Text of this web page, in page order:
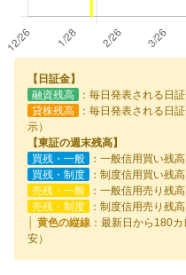
【日証金】
融資残高
：毎日発表される日
貸株残高
：毎日発表される日
示）
【東証の週末残高】
買残・一般
：一般信用買い残高
買残・制度
：制度信用買い残高
売残・一般
：一般信用売り残
売残・制度
：制度信用売り残
│ 黄色の縦線 ：最新日から180
安）